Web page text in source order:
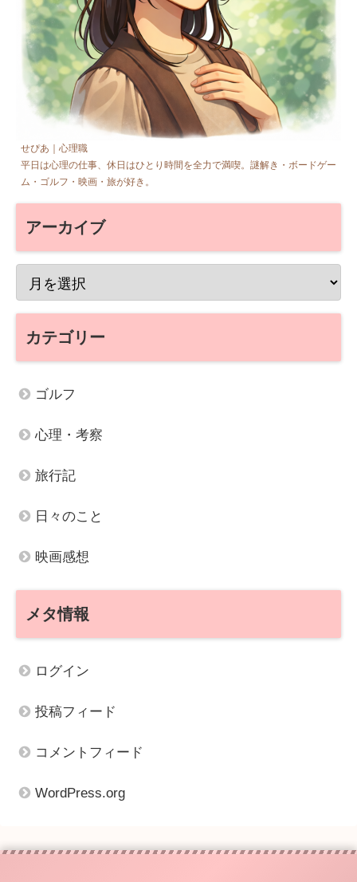
せぴあ｜心理職
平日は心理の仕事、休日はひとり時間を全力で満喫。謎解き・ボードゲー
ム・ゴルフ・映画・旅が好き。
アーカイブ
カテゴリー
ゴルフ
心理・考察
旅行記
日々のこと
映画感想
メタ情報
ログイン
投稿フィード
コメントフィード
WordPress.org